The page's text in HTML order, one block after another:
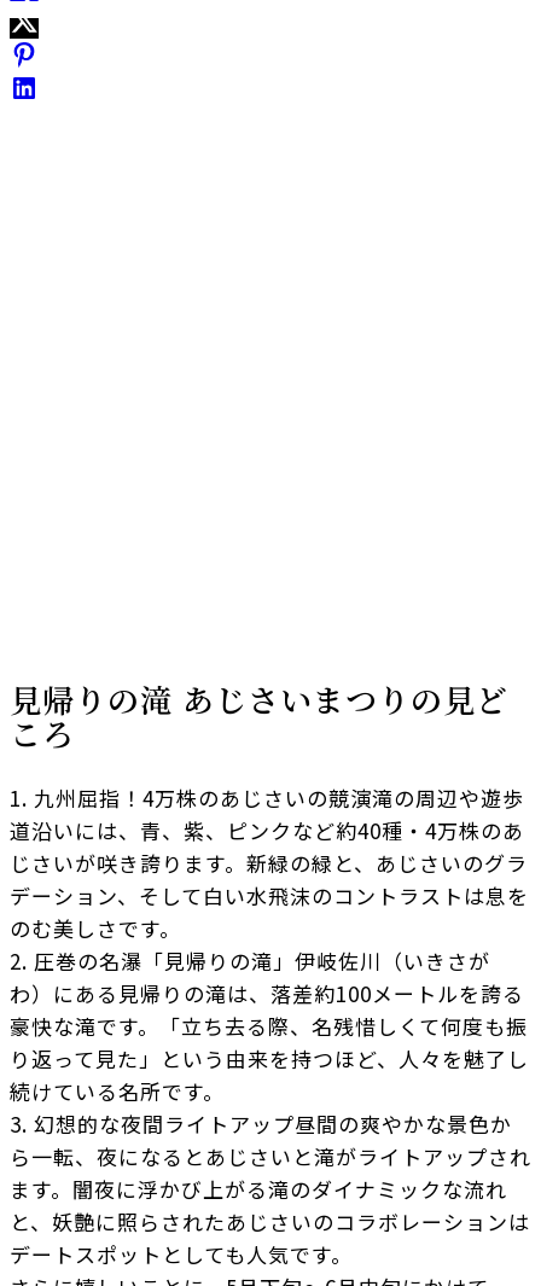
見帰りの滝 あじさいまつりの見ど
ころ
1. 九州屈指！4万株のあじさいの競演滝の周辺や遊歩
道沿いには、青、紫、ピンクなど約40種・4万株のあ
じさいが咲き誇ります。新緑の緑と、あじさいのグラ
デーション、そして白い水飛沫のコントラストは息を
のむ美しさです。
2. 圧巻の名瀑「見帰りの滝」伊岐佐川（いきさが
わ）にある見帰りの滝は、落差約100メートルを誇る
豪快な滝です。「立ち去る際、名残惜しくて何度も振
り返って見た」という由来を持つほど、人々を魅了し
続けている名所です。
3. 幻想的な夜間ライトアップ昼間の爽やかな景色か
ら一転、夜になるとあじさいと滝がライトアップされ
ます。闇夜に浮かび上がる滝のダイナミックな流れ
と、妖艶に照らされたあじさいのコラボレーションは
デートスポットとしても人気です。